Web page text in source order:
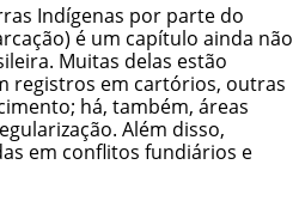
Indígenas por parte do
) é um capítulo ainda não
Muitas delas estão
registros em cartórios, outras
há, também, áreas
Além disso,
em conflitos fundiários e